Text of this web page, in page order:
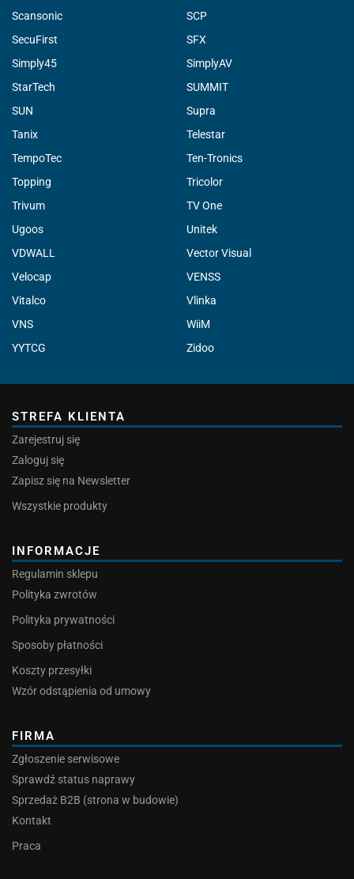
Scansonic
SCP
SecuFirst
SFX
Simply45
SimplyAV
StarTech
SUMMIT
SUN
Supra
Tanix
Telestar
TempoTec
Ten-Tronics
Topping
Tricolor
Trivum
TV One
Ugoos
Unitek
VDWALL
Vector Visual
Velocap
VENSS
Vitalco
Vlinka
VNS
WiiM
YYTCG
Zidoo
STREFA KLIENTA
Zarejestruj się
Zaloguj się
Zapisz się na Newsletter
Wszystkie produkty
INFORMACJE
Regulamin sklepu
Polityka zwrotów
Polityka prywatności
Sposoby płatności
Koszty przesyłki
Wzór odstąpienia od umowy
FIRMA
Zgłoszenie serwisowe
Sprawdź status naprawy
Sprzedaż B2B (strona w budowie)
Kontakt
Praca